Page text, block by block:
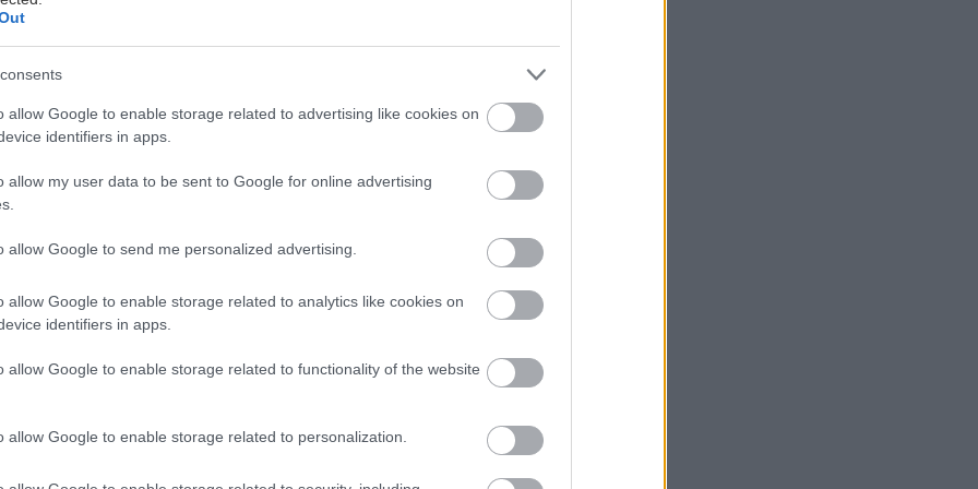
allow Google to enable storage related to advertising like cookies on
identifiers in apps.
allow my user data to be sent to Google for online advertising
allow Google to send me personalized advertising.
allow Google to enable storage related to analytics like cookies on
identifiers in apps.
allow Google to enable storage related to functionality of the website
allow Google to enable storage related to personalization.
και τα ξεκινήματα πάνε μαζί. Είτε μιλάμε για την έναρξη
για τις νέες κολεξιόν με ρούχα και παπούτσια, υπάρχει στην
μια τάση ανανέωσης. Αυτή την τάση πολλές φορές θέλει
και το σπιτάκι σου, που –για να τα λέμε όλα- χρειάζεται ένα
σενιαριστεί δεόντως. Πριν βάλεις τις σαλοπέτες σου και πιάσεις
ωστόσο για να του δώσεις να καταλάβει, καλό είναι να ρίξεις
χρήσιμες συμβουλές που μαζέψαμε από τους ειδικούς.
έχει πλύσιμο
καλό είναι να ξεσκονιστούν οι τοίχοι και να πλυθούν με αραιό
ρεπεράζ πριν το βάψιμο